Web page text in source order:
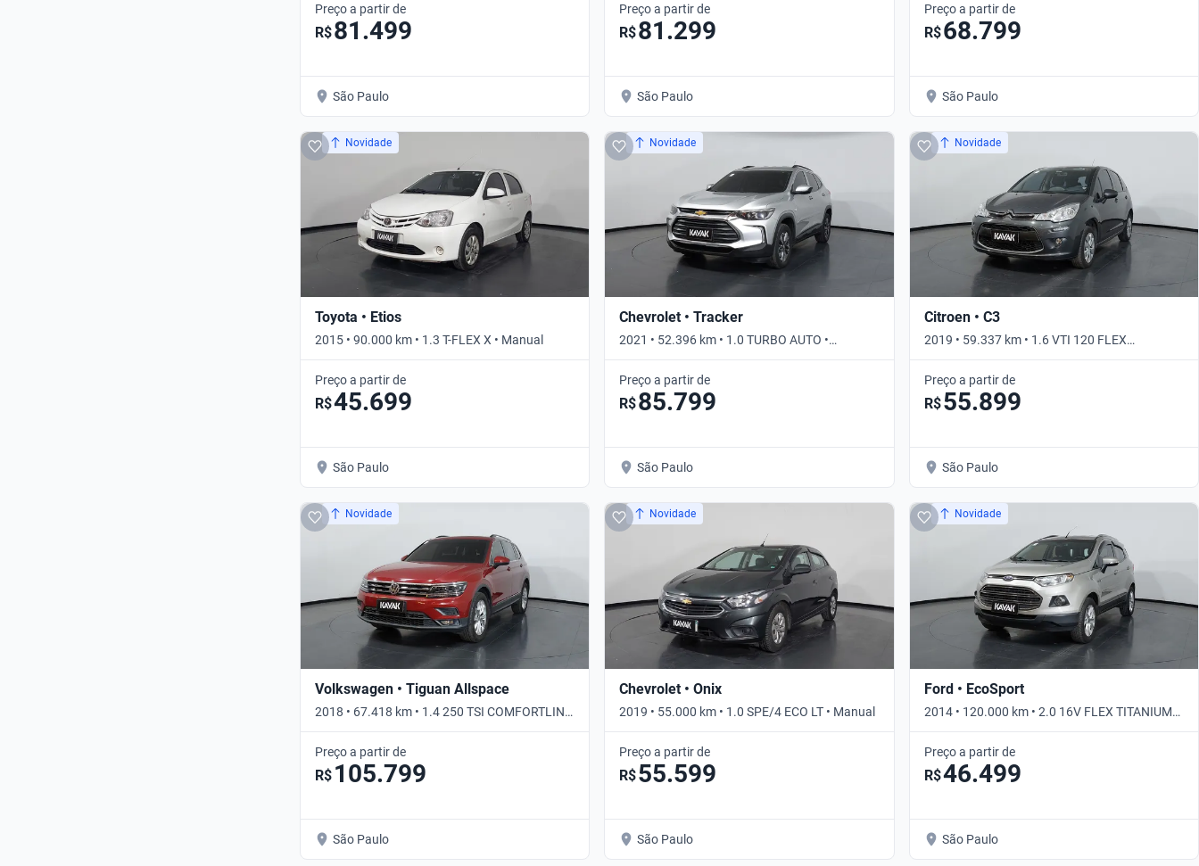
Preço a partir de
R$81.499
São Paulo
Preço a partir de
R$81.299
São Paulo
Preço a partir de
R$68.799
São Paulo
Novidade
Toyota • Etios
2015 • 90.000 km • 1.3 T-FLEX X • Manual
Preço a partir de
R$45.699
São Paulo
Novidade
Chevrolet • Tracker
2021 • 52.396 km • 1.0 TURBO AUTO •
Automático
Preço a partir de
R$85.799
São Paulo
Novidade
Citroen • C3
2019 • 59.337 km • 1.6 VTI 120 FLEX
ATTRACTION ETA6 • Automático
Preço a partir de
R$55.899
São Paulo
Novidade
Volkswagen • Tiguan Allspace
2018 • 67.418 km • 1.4 250 TSI COMFORTLINE
• Automático
Preço a partir de
R$ 105.799
São Paulo
Novidade
Chevrolet • Onix
2019 • 55.000 km • 1.0 SPE/4 ECO LT • Manual
Preço a partir de
R$55.599
São Paulo
Novidade
Ford • EcoSport
2014 • 120.000 km • 2.0 16V FLEX TITANIUM
POWERSHIFT • Automático
Preço a partir de
R$46.499
São Paulo